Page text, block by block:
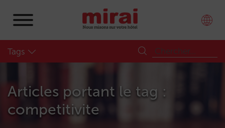
Tags
Articles portant le tag :
competitivite